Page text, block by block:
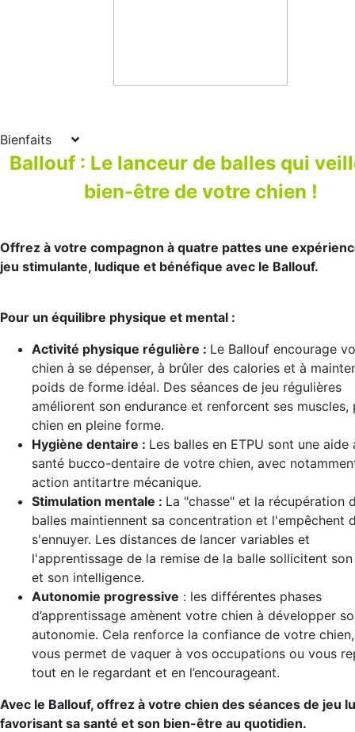
Bienfaits
Ballouf : Le lanceur de balles qui
bien-être de votre chien !
Offrez à votre compagnon à quatre pattes une
jeu stimulante, ludique et bénéfique avec le Ballouf.
Pour un équilibre physique et mental :
Activité physique régulière : Le Ballouf encourage
chien à se dépenser, à brûler des calories et à
poids de forme idéal. Des séances de jeu régulières
améliorent son endurance et renforcent ses muscles,
chien en pleine forme.
Hygiène dentaire : Les balles en ETPU sont une aide
santé bucco-dentaire de votre chien, avec
action antitartre mécanique.
Stimulation mentale : La "chasse" et la récupération
balles maintiennent sa concentration et l'empêchent
s'ennuyer. Les distances de lancer variables et
l'apprentissage de la remise de la balle sollicitent
et son intelligence.
Autonomie progressive : les différentes phases
d’apprentissage amènent votre chien à développer
autonomie. Cela renforce la confiance de votre
vous permet de vaquer à vos occupations ou vous
tout en le regardant et en l’encourageant.
Avec le Ballouf, offrez à votre chien des séances de jeu
favorisant sa santé et son bien-être au quotidien.